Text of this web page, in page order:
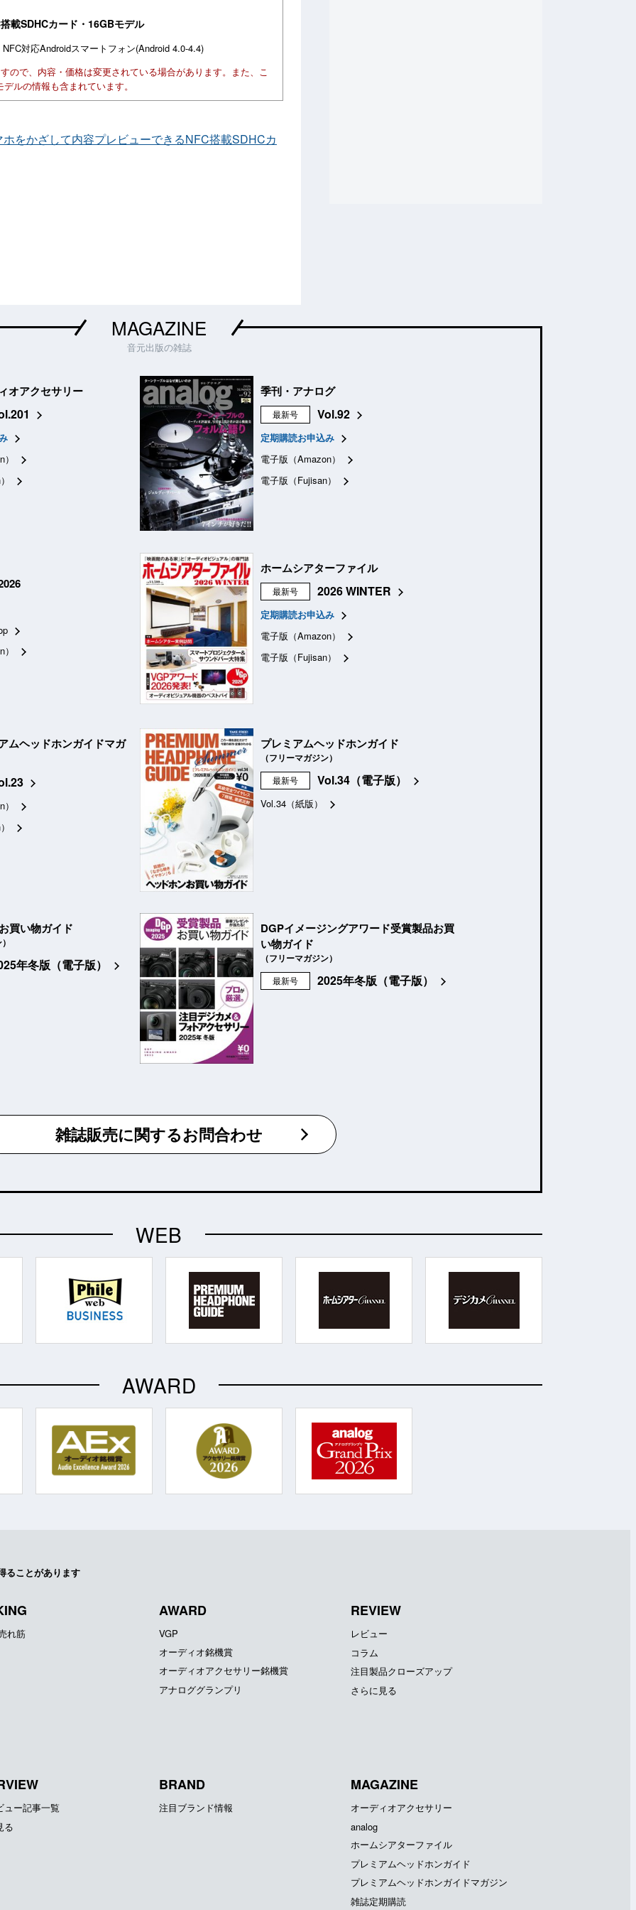
載SDHCカード・16GBモデル
対応Androidスマートフォン(Android 4.0-4.4)
ので、内容・価格は変更されている場合があります。また、こ
ルの情報も含まれています。
をかざして内容プレビューできるNFC搭載SDHCカ
MAGAZINE
音元出版の雑誌
オアクセサリー 季刊・アナログ
最新号 Vol.92
定期購読お申込み
電子版（Amazon）
電子版（Fujisan）
ホームシアターファイル
最新号 2026 WINTER
定期購読お申込み
電子版（Amazon）
電子版（Fujisan）
ムヘッドホンガイドマガ プレミアムヘッドホンガイド
（フリーマガジン）
最新号 Vol.34（電子版）
Vol.34（紙版）
買い物ガイド
年冬版（電子版）
DGPイメージングアワード受賞製品お買
い物ガイド
（フリーマガジン）
最新号 2025年冬版（電子版）
雑誌販売に関するお問合わせ
WEB
AWARD
ることがあります
れ筋
AWARD
VGP
オーディオ銘機賞
オーディオアクセサリー銘機賞
アナロググランプリ
REVIEW
レビュー
コラム
注目製品クローズアップ
さらに見る
ュー記事一覧
る
BRAND
注目ブランド情報
MAGAZINE
オーディオアクセサリー
analog
ホームシアターファイル
プレミアムヘッドホンガイド
プレミアムヘッドホンガイドマガジン
雑誌定期購読